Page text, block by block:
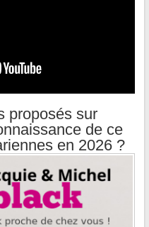
proposés sur
de ce
en 2026 ?